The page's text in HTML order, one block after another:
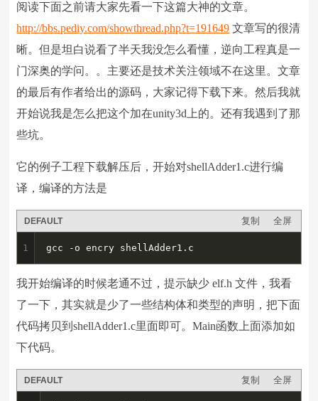
阅读下面之前请大家先看一下这篇大神的文章。
http://bbs.pediy.com/showthread.php?t=191649 文章写的很清
晰。但是坦白说看了半天我没怎么看懂，逆向工程真是一
门深奥的学问。。主要还是技术关注领域不在这里。文章
的最后有作者给出的源码，大家记得下载下来。然后我就
开始说我是怎么把这个加在unity3d上的。还有我遇到了那
些坑。
它的例子工程下载解压后，开始对shellAdder1.c进行编
译，编译的方法是
DEFAULT 复制 全屏
1 gcc -o encry shellAdder1.c
我开始编译的时候老通不过，提示缺少 elf.h 文件，我看
了一下，其实就是少了一些结构体和类型的声明，把下面
代码拷贝到shellAdder1.c里面即可。Main函数上面添加如
下代码。
DEFAULT 复制 全屏